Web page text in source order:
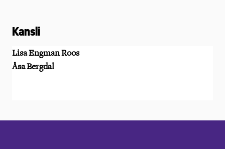
Kansli
Lisa Engman Roos
Åsa Bergdal